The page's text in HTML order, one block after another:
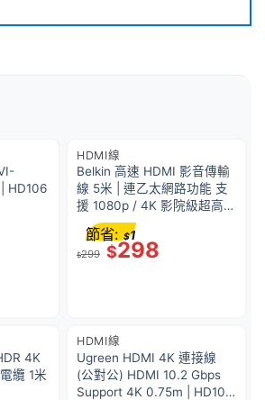
HD106
HDMI線
Belkin 高速 HDMI 影音傳輸
線 5米 | 連乙太網路功能 支
援 1080p / 4K 影院級超高清
解像度 10.2 Gbps 高速頻寬
雙層防干擾屏蔽
$299 $298
節省: $1
4K
纜 1米
HDMI線
Ugreen HDMI 4K 連接線
(公對公) HDMI 10.2 Gbps
Support 4K 0.75m | HD101/